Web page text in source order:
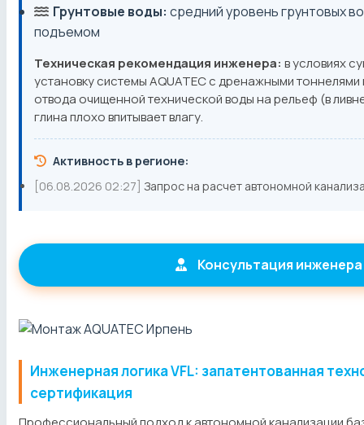
Грунтовые воды: средний уровень грунтовых
подъемом
Техническая рекомендация инженера: в условиях
установку системы AQUATEC с дренажными
отвода очищенной технической воды на рельеф (в
глина плохо впитывает влагу.
Активность в регионе:
[06.08.2026 02:27] Запрос на расчет автономной
Консультация инженера
Инженерная логика VFL: запатентованная
сертификация